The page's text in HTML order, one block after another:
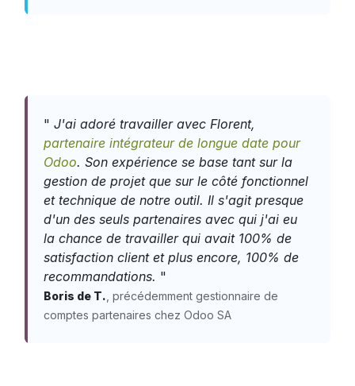
" J'ai adoré travailler avec Florent,
partenaire intégrateur de longue date pour
Odoo. Son expérience se base tant sur la
gestion de projet que sur le côté fonctionnel
et technique de notre outil. Il s'agit presque
d'un des seuls partenaires avec qui j'ai eu
la chance de travailler qui avait 100% de
satisfaction client et plus encore, 100% de
recommandations. "
Boris de T. , précédemment gestionnaire de
comptes partenaires chez Odoo SA